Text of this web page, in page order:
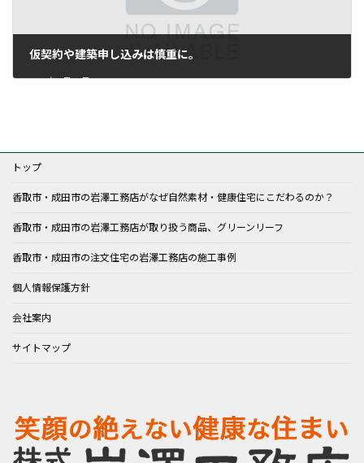
仮契約や建築申し込みは慎重に。
2021年2月10日
トップ
香取市・成田市の岩澤工務店がなぜ自然素材・健康住宅にこだわるのか？
香取市・成田市の岩澤工務店が取り扱う商品、グリーンリーフ
香取市・成田市の注文住宅の岩澤工務店の施工事例
個人情報保護方針
会社案内
サイトマップ